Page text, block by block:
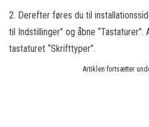
2. Derefter føres du til
til Indstillinger” og åbne “Tastaturer”.
tastaturet “Skrifttyper”.
Artiklen fortsætter